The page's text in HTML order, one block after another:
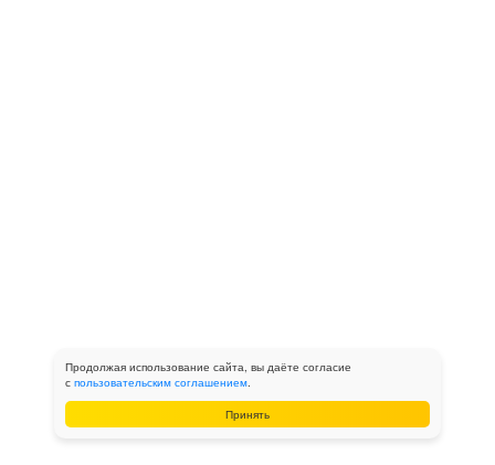
Продолжая использование сайта, вы даёте согласие
с пользовательским соглашением.
Принять